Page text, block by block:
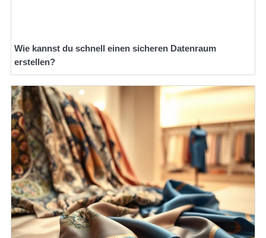
Wie kannst du schnell einen sicheren Datenraum
erstellen?